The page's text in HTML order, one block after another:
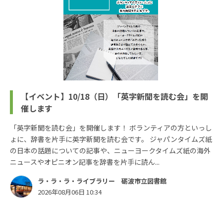
【イベント】10/18（日）「英字新聞を読む会」を開
催します
「英字新聞を読む会」を開催します！ ボランティアの方といっし
ょに、辞書を片手に英字新聞を読む会です。 ジャパンタイムズ紙
の日本の話題についての記事や、ニューヨークタイムズ紙の海外
ニュースやオピニオン記事を辞書を片手に読ん...
ラ・ラ・ラ・ライブラリー 砺波市立図書館
2026年08月06日 10:34